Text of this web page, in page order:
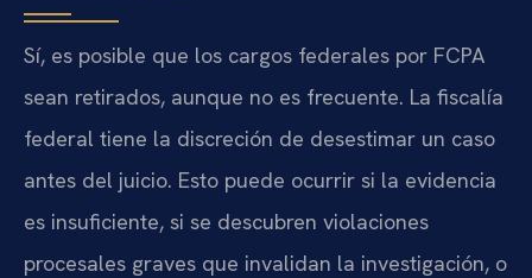
Sí, es posible que los cargos federales por FCPA
sean retirados, aunque no es frecuente. La fiscalía
federal tiene la discreción de desestimar un caso
antes del juicio. Esto puede ocurrir si la evidencia
es insuficiente, si se descubren violaciones
procesales graves que invalidan la investigación, o